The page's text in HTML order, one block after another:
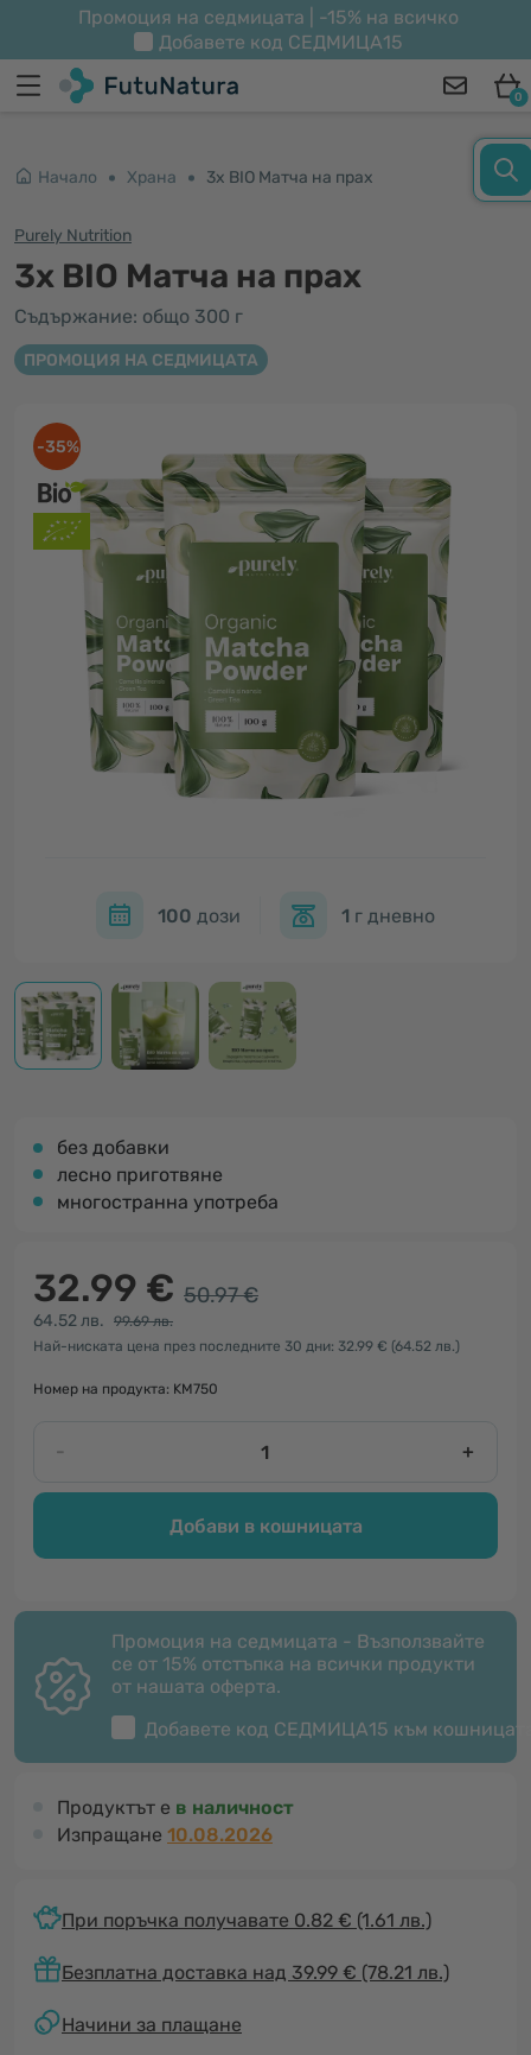
Промоция на седмицата | -15% на всичко
Добавете код СЕДМИЦА15
0
Начало Храна 3x BIO Матча на прах
Purely Nutrition
3x BIO Матча на прах
Съдържание: общо 300 г
ПРОМОЦИЯ НА СЕДМИЦАТА
-35%
100 дози 1 г дневно
без добавки
лесно приготвяне
многостранна употреба
32.99 € 50.97 €
64.52 лв.
99.69 лв.
Най-ниската цена през последните 30 дни: 32.99 € (64.52 лв.)
Номер на продукта: KM750
- +
Добави в кошницата
Промоция на седмицата - Възползвайте
се от 15% отстъпка на всички продукти
от нашата оферта.
Добавете код СЕДМИЦА15 към
Продуктът е в наличност
Изпращане 10.08.2026
При поръчка получавате 0.82 € (1.61 лв.)
Безплатна доставка над 39.99 € (78.21 лв.)
Начини за плащане